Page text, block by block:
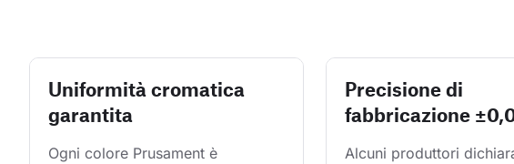
Uniformità cromatica
garantita
Ogni colore Prusament è
Precisione di
fabbricazione
Alcuni produttori